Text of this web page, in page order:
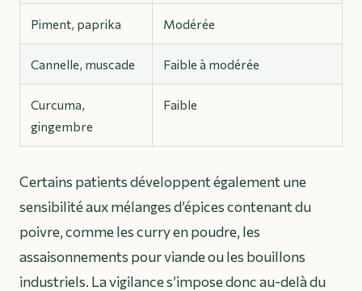
Piment, paprika Modérée
Cannelle, muscade Faible à modérée
Curcuma,
gingembre
Faible
Certains patients développent également une
sensibilité auxmélanges d’épicescontenant du
poivre, comme les curry en poudre, les
assaisonnements pour viande ou les bouillons
industriels. La vigilance s’impose donc au-delà du